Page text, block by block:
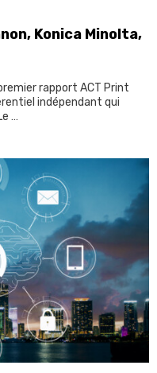
Konica Minolta,
rapport ACT Print
indépendant qui
…